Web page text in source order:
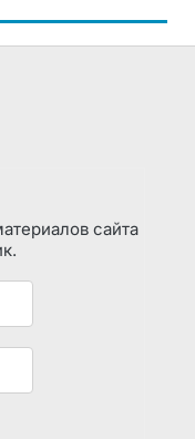
сайта